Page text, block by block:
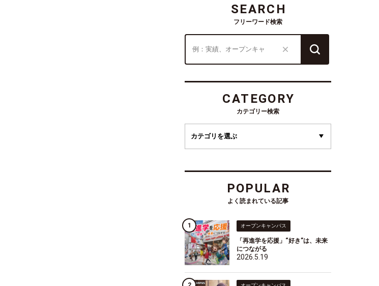
SEARCH
フリーワード検索
CATEGORY
カテゴリー検索
POPULAR
よく読まれている記事
オープンキャンパス
「再進学を応援」“好き”は、未来
につながる
2026.5.19